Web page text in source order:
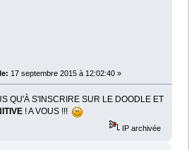
17 septembre 2015 à 12:02:40 »
QU'À S'INSCRIRE SUR LE DOODLE ET
! A VOUS !!!
IP archivée